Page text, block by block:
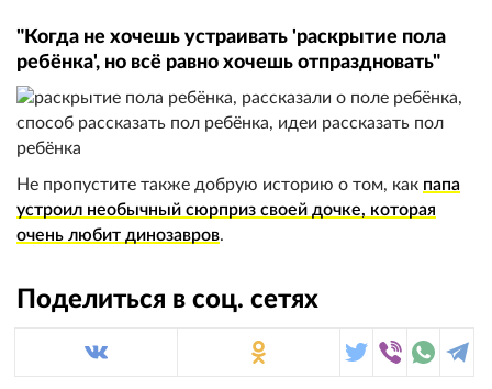
"Когда не хочешь устраивать 'раскрытие пола
ребёнка', но всё равно хочешь отпраздновать"
Не пропустите также добрую историю о том, как папа
устроил необычный сюрприз своей дочке, которая
очень любит динозавров.
Поделиться в соц. сетях